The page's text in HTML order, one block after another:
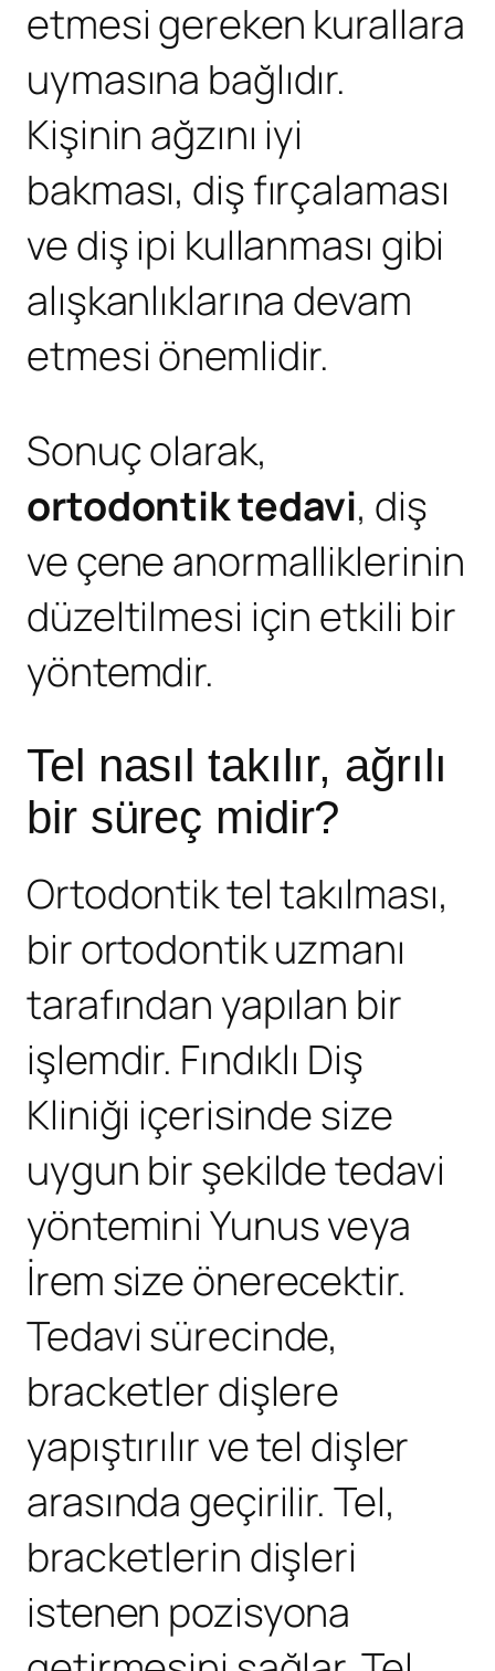
etmesi gereken kurallara
uymasına bağlıdır.
Kişinin ağzını iyi
bakması, diş fırçalaması
ve diş ipi kullanması gibi
alışkanlıklarına devam
etmesi önemlidir.
Sonuç olarak,
ortodontik tedavi, diş
ve çene anormalliklerinin
düzeltilmesi için etkili bir
yöntemdir.
Tel nasıl takılır, ağrılı
bir süreç midir?
Ortodontik tel takılması,
bir ortodontik uzmanı
tarafından yapılan bir
işlemdir. Fındıklı Diş
Kliniği içerisinde size
uygun bir şekilde tedavi
yöntemini Yunus veya
İrem size önerecektir.
Tedavi sürecinde,
bracketler dişlere
yapıştırılır ve tel dişler
arasında geçirilir. Tel,
bracketlerin dişleri
istenen pozisyona